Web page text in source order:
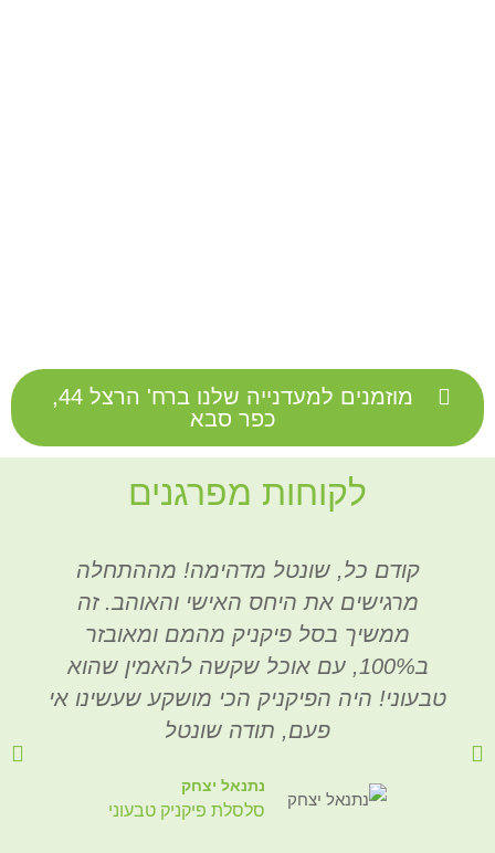
מוזמנים למעדנייה שלנו ברח' הרצל 44,
כפר סבא
לקוחות מפרגנים
קודם כל, שונטל מדהימה! מההתחלה
מרגישים את היחס האישי והאוהב. זה
ממשיך בסל פיקניק מהמם ומאובזר
ב100%, עם אוכל שקשה להאמין שהוא
טבעוני! היה הפיקניק הכי מושקע שעשינו אי
פעם, תודה שונטל
נתנאל יצחק
סלסלת פיקניק טבעוני